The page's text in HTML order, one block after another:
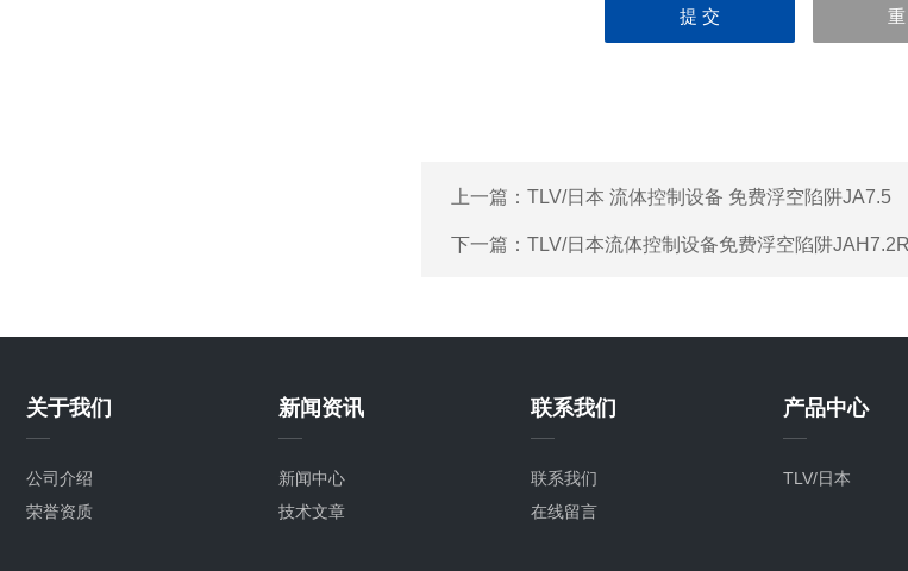
上一篇： TLV/日本 流体控制设备 免费浮空陷阱JA7.5
下一篇： TLV/日本流体控制设备免费浮空陷阱JAH7.2R
关于我们
公司介绍
荣誉资质
新闻资讯
新闻中心
技术文章
联系我们
联系我们
在线留言
产品中心
TLV/日本